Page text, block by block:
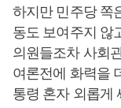
하지만 민주당 쪽
동도 보여주지 않
의원들조차 사회
여론전에 화력을
통령 혼자 외롭게